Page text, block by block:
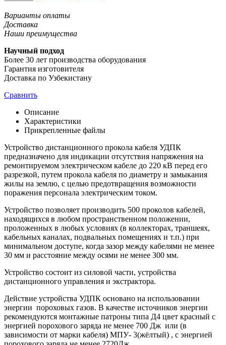
Варианты оплаты
Доставка
Наши преимущества
Научный подход
Более 30 лет производства оборудования
Гарантия изготовителя
Доставка по Узбекистану
Сравнить
Описание
Характеристики
Прикрепленные файлы
Устройство дистанционного прокола кабеля УДПК
предназначено для индикации отсутствия напряжения на
ремонтируемом электрическом кабеле до 220 кВ перед его
разрезкой, путем прокола кабеля по диаметру и замыкания
жилы на землю, с целью предотвращения возможности
поражения персонала электрическим током.
Устройство позволяет производить 500 проколов кабелей,
находящихся в любом пространственном положении,
проложенных в любых условиях (в коллекторах, траншеях,
кабельных каналах, подвальных помещениях и т.п.) при
минимальном доступе, когда зазор между кабелями не менее
30 мм и расстояние между осями не менее 300 мм.
Устройство состоит из силовой части, устройства
дистанционного управления и экстрактора.
Действие устройства УДПК основано на использовании
энергии пороховых газов. В качестве источников энергии
рекомендуются монтажные патроны типа Д4 цвет красный с
энергией порохового заряда не менее 700 Дж или (в
зависимости от марки кабеля) МПУ- 3(жёлтый) , с энергией